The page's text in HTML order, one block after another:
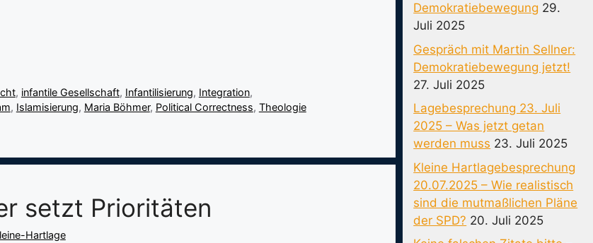
, infantile Gesellschaft, Infantilisierung, Integration,
, Islamisierung, Maria Böhmer, Political Correctness, Theologie
setzt Prioritäten
Hartlage
Demokratiebewegung 29.
Juli 2025
Gespräch mit Martin Sellner:
Demokratiebewegung jetzt!
27. Juli 2025
Lagebesprechung 23. Juli
2025 – Was jetzt getan
werden muss 23. Juli 2025
Kleine Hartlagebesprechung
20.07.2025 – Wie realistisch
sind die mutmaßlichen Pläne
der SPD? 20. Juli 2025